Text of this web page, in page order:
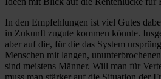
In den Empfehlungen ist viel Gutes
in Zukunft zugute kommen könnte.
aber auf die, für die das System
Menschen mit langen,
sind meistens Männer. Will man für
muss man stärker auf die Situation der